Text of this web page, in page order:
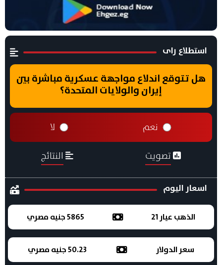
استطلاع راى
هل تتوقع اندلاع مواجهة عسكرية مباشرة بين
إيران والولايات المتحدة؟
نعم لا
تصويت النتائج
اسعار اليوم
الذهب عيار 21 5865 جنيه مصري
سعر الدولار 50.23 جنيه مصري